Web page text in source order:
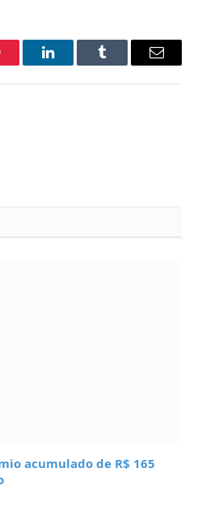
LinkedInTumblr Email
acumulado de R$ 165